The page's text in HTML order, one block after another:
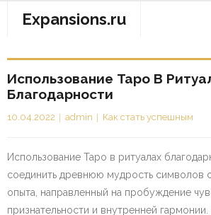
Expansions.ru
Использование Таро В
Благодарности
10.04.2022 admin Как стать успешным
Использование Таро в ритуалах
соединить древнюю мудрость символов
опыта, направленный на пробуждение
признательности и внутренней гармонии.